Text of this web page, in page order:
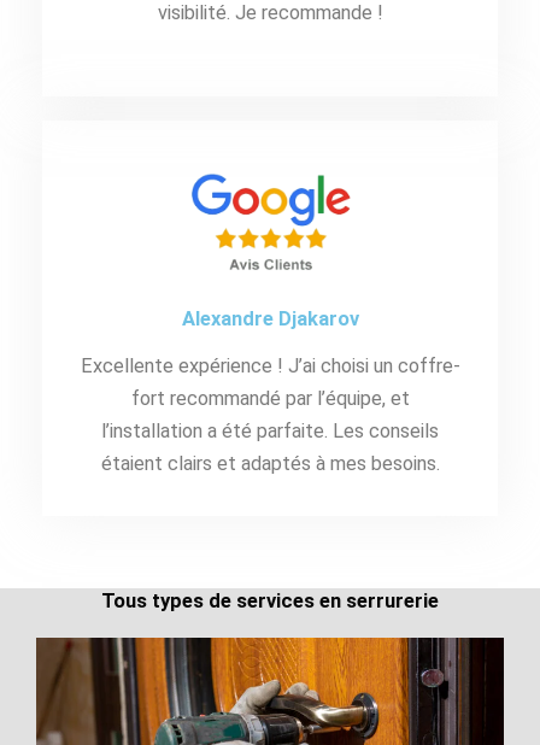
visibilité. Je recommande !
Alexandre Djakarov
Excellente expérience ! J’ai choisi un coffre-
fort recommandé par l’équipe, et
l’installation a été parfaite. Les conseils
étaient clairs et adaptés à mes besoins.
Tous types de services en serrurerie